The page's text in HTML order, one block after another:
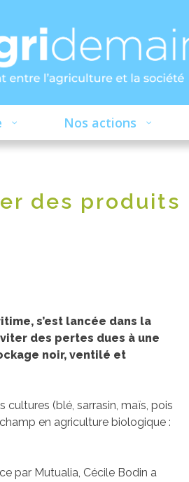
Nos actions
des produits
s’est lancée dans la
des pertes dues à une
noir, ventilé et
(blé, sarrasin, maïs, pois
en agriculture biologique :
par Mutualia, Cécile Bodin a